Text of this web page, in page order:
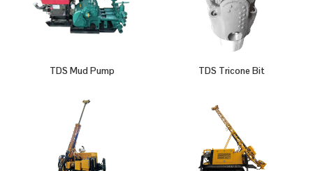
TDS Mud Pump TDS Tricone Bit